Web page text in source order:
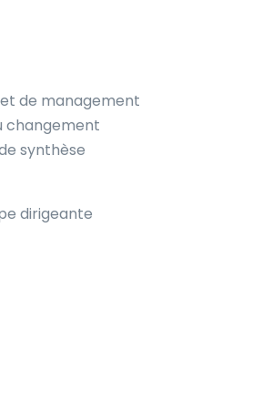
de management
changement
synthèse
dirigeante